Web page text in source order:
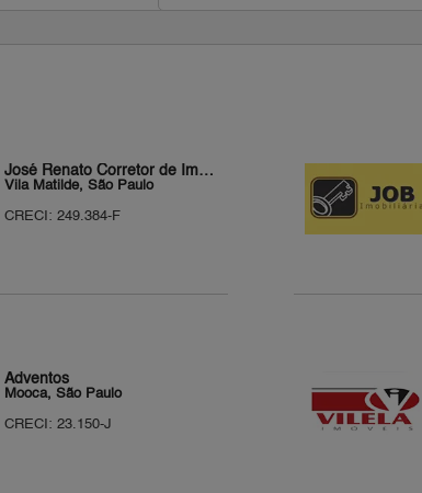
José Renato Corretor de Imóveis
Vila Matilde, São Paulo
CRECI: 249.384-F
Adventos
Mooca, São Paulo
CRECI: 23.150-J